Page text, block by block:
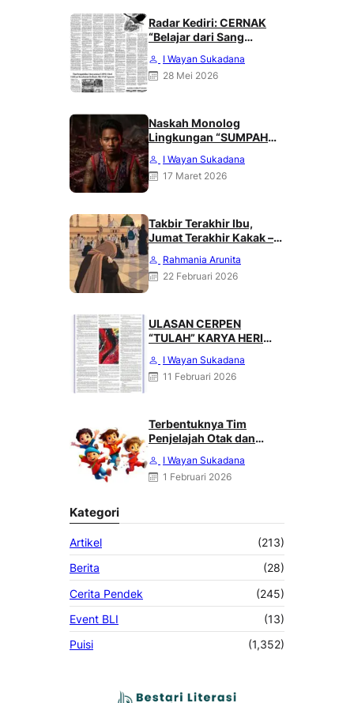
Radar Kediri: CERNAK
“Belajar dari Sang
Haliling
I Wayan Sukadana
28 Mei 2026
Naskah Monolog
Lingkungan “SUMPAH
Karya Heri Haliling
I Wayan Sukadana
17 Maret 2026
Takbir Terakhir Ibu,
Jumat Terakhir Kakak –
Rahmania Arunita
22 Februari 2026
ULASAN CERPEN
“TULAH” KARYA HERI
MERDEKA, MINGGU 08
FEBRUARI 2026
I Wayan Sukadana
11 Februari 2026
Terbentuknya Tim
Penjelajah Otak dan
Haliling
I Wayan Sukadana
1 Februari 2026
Kategori
Artikel
(213)
Berita
(28)
Cerita Pendek
(245)
Event BLI
(13)
Puisi
(1,352)